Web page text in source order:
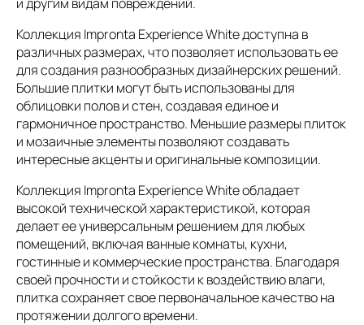
Коллекция Impronta Experience White доступна в
различных размерах, что позволяет использовать ее
для создания разнообразных дизайнерских решений.
Большие плитки могут быть использованы для
облицовки полов и стен, создавая единое и
гармоничное пространство. Меньшие размеры плиток
и мозаичные элементы позволяют создавать
интересные акценты и оригинальные композиции.
Коллекция Impronta Experience White обладает
высокой технической характеристикой, которая
делает ее универсальным решением для любых
помещений, включая ванные комнаты, кухни,
гостинные и коммерческие пространства. Благодаря
своей прочности и стойкости к воздействию влаги,
плитка сохраняет свое первоначальное качество на
протяжении долгого времени.